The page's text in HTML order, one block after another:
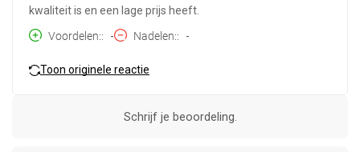
kwaliteit is en een lage prijs heeft.
Voordelen:
- Nadelen: -
Toon originele reactie
Schrijf je beoordeling.